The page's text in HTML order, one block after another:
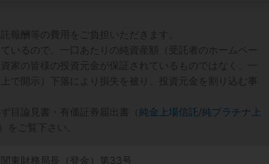
報酬等の費用をご負担いただきます。
いるので、一口あたりの純資産額（受託者のホームペー
家の皆様の投資元金が保証されているものではなく、一
で開示）下落により損失を被り、投資元金を割り込む事
目論見書・有価証券届出書（ 純金上場信託 /純プラチナ上
）をご覧下さい。
東財務局長（登金）第33号